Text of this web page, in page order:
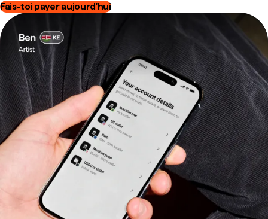
Fais-toi payer aujourd'hui